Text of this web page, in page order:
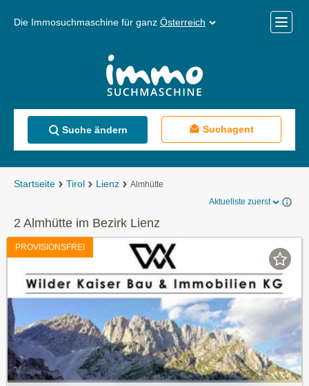
Die Immosuchmaschine für ganz Österreich
Menü
Suche ändern Suchagent
Startseite Tirol Lienz
Almhütte
Aktuellste zuerst
2 Almhütte im Bezirk Lienz
PROVISIONSFREI